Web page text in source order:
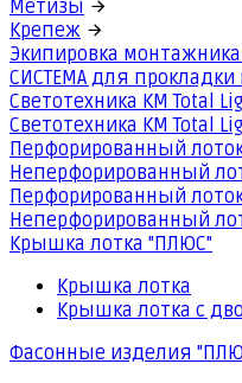
Метизы
Крепеж
Экипировка
СИСТЕМА для прокладки
Светотехника КМ Total
Светотехника КМ Total
Перфорированный
Неперфорированный
Перфорированный
Неперфорированный
Крышка лотка "ПЛЮС"
Крышка лотка
Крышка лотка с
Фасонные изделия